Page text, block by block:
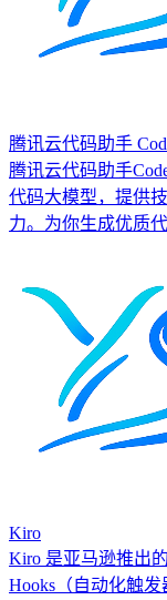
腾讯云代码助手
腾讯云代码助手
代码大模型，提供
力。为你生成优质
Kiro
Kiro 是亚马逊推出
Hooks（自动化触